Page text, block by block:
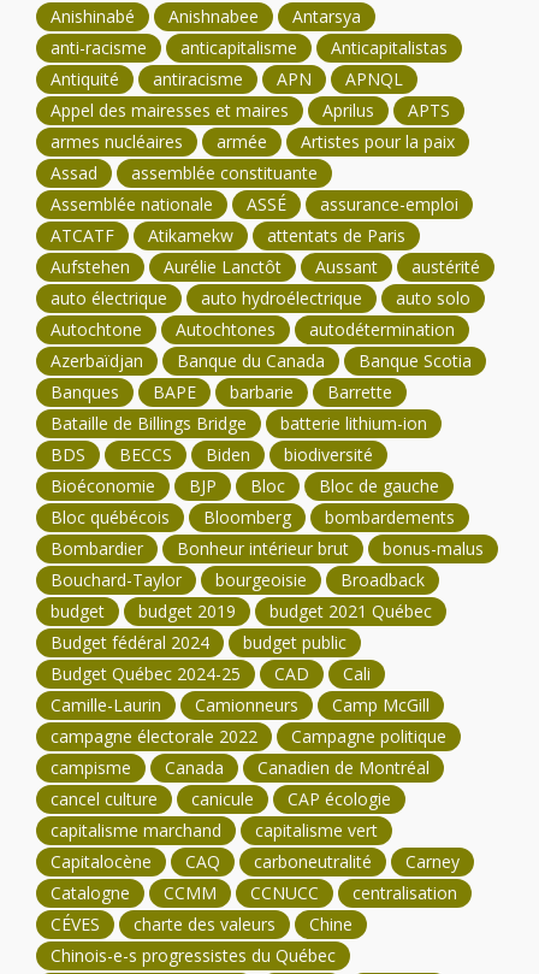
Anishinabé Anishnabee
Antarsya
anti-racisme
anticapitalisme
Anticapitalistas
Antiquité
antiracisme APN
APNQL
Appel des mairesses et maires
Aprilus
APTS
armes nucléaires
armée
Artistes pour la paix
Assad
assemblée constituante
Assemblée nationale
ASSÉ
assurance-emploi
ATCATF
Atikamekw
attentats de Paris
Aufstehen
Aurélie Lanctôt Aussant
austérité
auto électrique
auto hydroélectrique
auto solo
Autochtone
Autochtones
autodétermination
Azerbaïdjan
Banque du Canada
Banque Scotia
Banques
BAPE barbarie
Barrette
Bataille de Billings Bridge
batterie lithium-ion
BDS
BECCS Biden
biodiversité
Bioéconomie
BJP Bloc
Bloc de gauche
Bloc québécois
Bloomberg
bombardements
Bombardier
Bonheur intérieur brut
bonus-malus
Bouchard-Taylor
bourgeoisie
Broadback
budget
budget 2019
budget 2021 Québec
Budget fédéral 2024
budget public
Budget Québec 2024-25
CAD
Cali
Camille-Laurin
Camionneurs
Camp McGill
campagne électorale 2022
Campagne politique
campisme
Canada
Canadien de Montréal
cancel culture
canicule
CAP écologie
capitalisme marchand
capitalisme vert
Capitalocène
CAQ carboneutralité
Carney
Catalogne
CCMM CCNUCC
centralisation
CÉVES
charte des valeurs
Chine
Chinois-e-s progressistes du Québec